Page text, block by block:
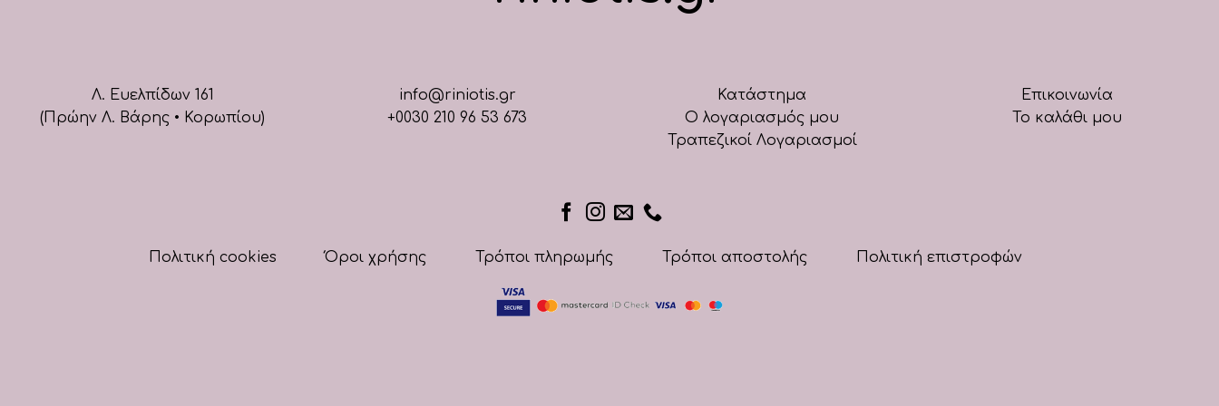
Λ. Ευελπίδων 161
(Πρώην Λ. Βάρης • Κορωπίου)
info@riniotis.gr
+0030 210 96 53 673
Κατάστημα
Ο λογαριασμός μου
Τραπεζικοί Λογαριασμοί
Επικοινωνία
Το καλάθι μου
Πολιτική cookies Όροι χρήσης Τρόποι πληρωμής Τρόποι αποστολής Πολιτική επιστροφών